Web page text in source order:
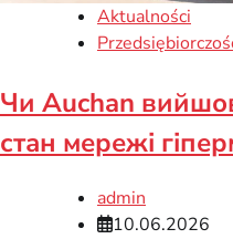
Aktualności
Чи Auchan
стан мережі
admin
10.06.2026